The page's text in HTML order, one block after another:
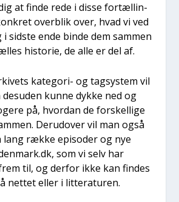
at fin­de rede i dis­se for­tæl­lin­
over­blik over, hvad vi ved
sid­ste ende bin­de dem sam­men
histo­rie, de alle er del af.
kate­go­ri- og tag­sy­stem vil
kun­ne dyk­ke ned og
på, hvor­dan de for­skel­li­ge
Der­u­d­over vil man også
lang ræk­ke epi­so­der og nye
som vi selv har
til, og der­for ikke kan fin­des
net­tet eller i lit­te­ra­tu­ren.